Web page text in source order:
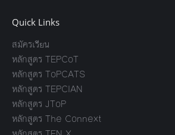
Quick Links
สมัครเรียน
หลักสูตร TEPCoT
หลักสูตร ToPCATS
หลักสูตร TEPCIAN
หลักสูตร JToP
หลักสูตร The Connext